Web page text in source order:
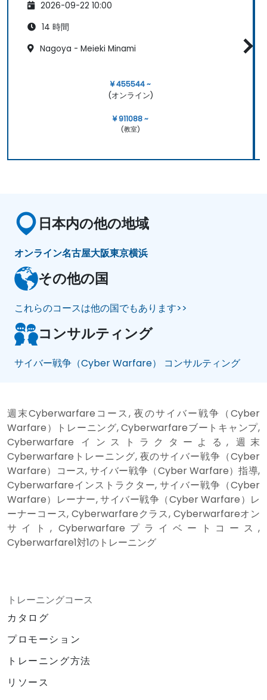
2026-09-22 10:00
14 時間
Nagoya - Meieki Minami
¥ 455544 ~
(オンライン)
¥ 911088 ~
(教室)
日本内の他の地域
オンライン名古屋大阪東京横浜
その他の国
これらのコースは他の国でもあります>>
コンサルティング
サイバー戦争（Cyber Warfare） コンサルティング
週末Cyberwarfareコース, 夜のサイバー戦争（Cyber
Warfare）トレーニング, Cyberwarfareブートキャンプ,
Cyberwarfare インストラクターよる, 週末
Cyberwarfareトレーニング, 夜のサイバー戦争（Cyber
Warfare）コース, サイバー戦争（Cyber Warfare）指導,
Cyberwarfareインストラクター, サイバー戦争（Cyber
Warfare）レーナー, サイバー戦争（Cyber Warfare）レ
ーナーコース, Cyberwarfareクラス, Cyberwarfareオン
サイト, Cyberwarfareプライベートコース,
Cyberwarfare1対1のトレーニング
トレーニングコース
カタログ
プロモーション
トレーニング方法
リソース